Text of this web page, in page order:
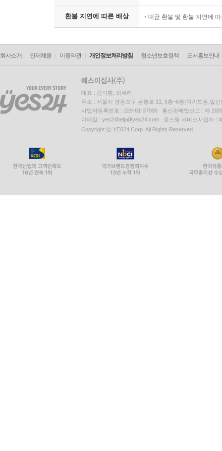
환불 지연에 따른 배상 대금 환불 및 환불 지연에
회사소개 인재채용 이용약관 개인정보처리방침 청소년보호정책 도서홍보안내
대표 : 김석환, 최세라
주소 : 서울시 영등포구 은행로 11, 5층~6층(여의도동,일신
사업자등록번호 : 229-81-37000 통신판매업신고 : 제
이메일 : yes24help@yes24.com 호스팅 서비스사업자 :
Copyright ⓒ YES24 Corp. All Rights Reserved.